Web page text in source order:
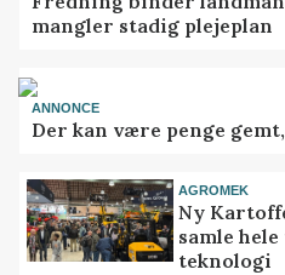
mangler stadig plejeplan
ANNONCE
Der kan være penge
AGROMEK
Ny
samle
teknologi